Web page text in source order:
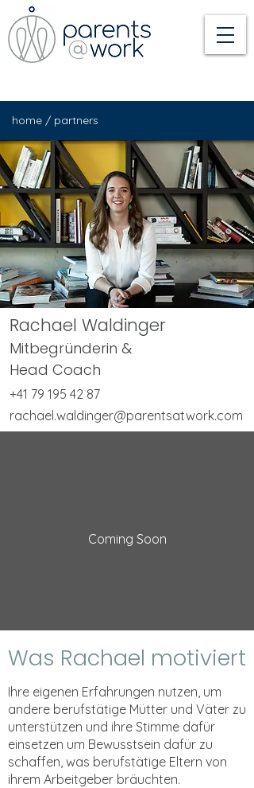
home / partners
Rachael Waldinger
Mitbegründerin &
Head Coach
+41 79 195 42 87
rachael.waldinger@parentsatwork.com
Coming Soon
Was Rachael motiviert
Ihre eigenen Erfahrungen nutzen, um
andere berufstätige Mütter und Väter zu
unterstützen und ihre Stimme dafür
einsetzen um Bewusstsein dafür zu
schaffen, was berufstätige Eltern von
ihrem Arbeitgeber bräuchten.